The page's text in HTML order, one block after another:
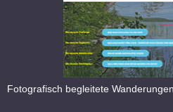
Fotografisch begleitete